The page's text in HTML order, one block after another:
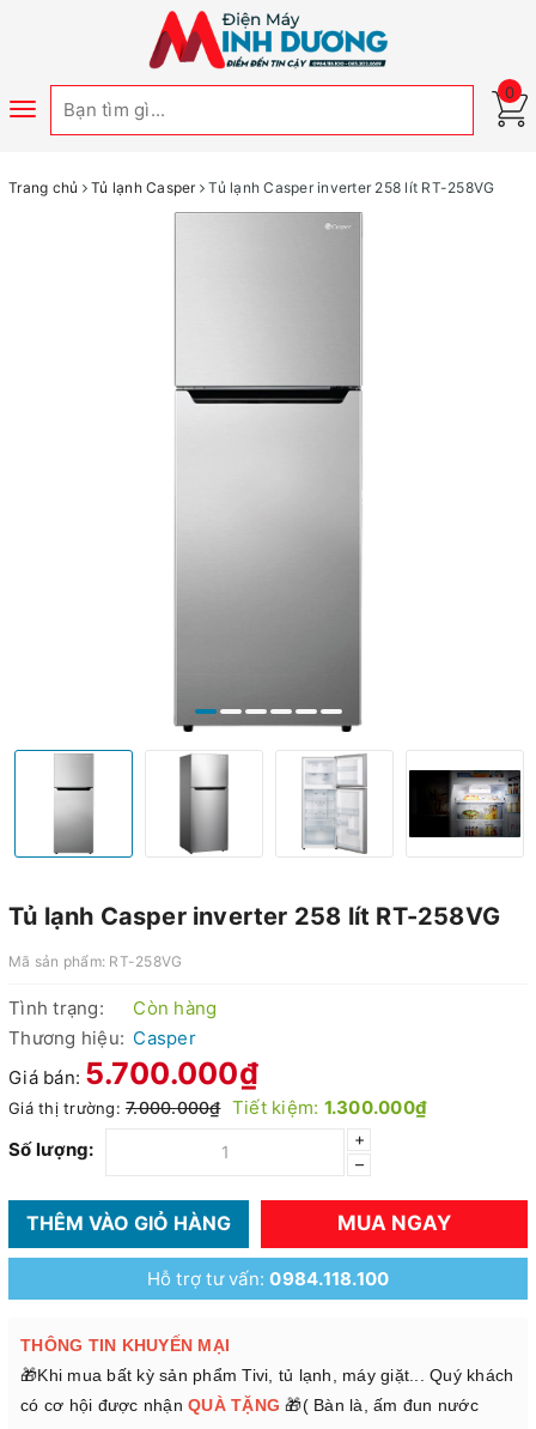
Toggle
0
Trang chủ Tủ lạnh Casper Tủ lạnh Casper inverter 258 lít RT-258VG
Tủ lạnh Casper inverter 258 lít RT-258VG
Mã sản phẩm: RT-258VG
Tình trạng:
Còn hàng
Thương hiệu: Casper
Giá bán: 5.700.000₫
Giá thị trường: 7.000.000₫ Tiết kiệm: 1.300.000₫
Số lượng:
+
–
THÊM VÀO GIỎ HÀNG MUA NGAY
Hỗ trợ tư vấn:0984.118.100
THÔNG TIN KHUYẾN MẠI
🎁Khi mua bất kỳ sản phẩm Tivi, tủ lạnh, máy giặt... Quý khách
có cơ hội được nhận QUÀ TẶNG 🎁( Bàn là, ấm đun nước